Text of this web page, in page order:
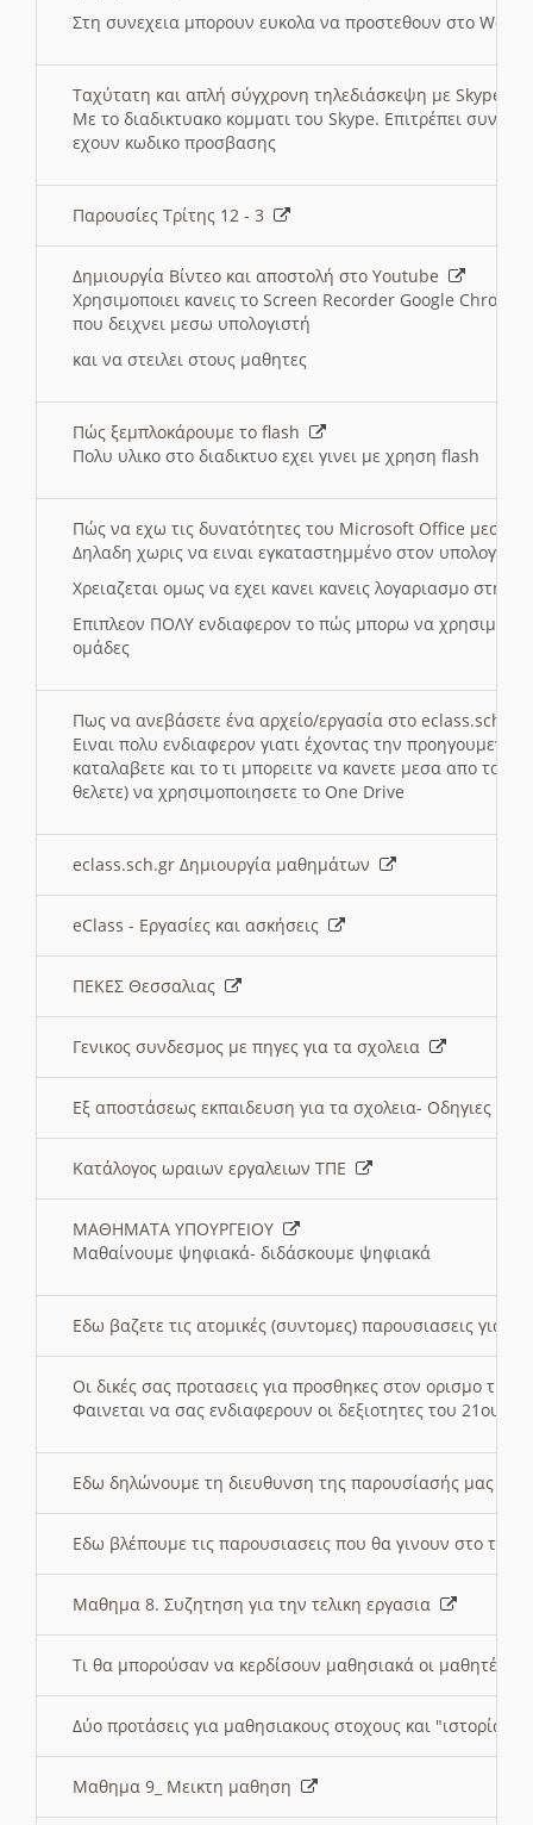
Στη συνεχεια μπορουν ευκολα να προστεθουν στο Word
Ταχύτατη και απλή σύγχρονη τηλεδιάσκεψη με Skype
Με το διαδικτυακο κομματι του Skype. Επιτρέπει
εχουν κωδικο προσβασης
Παρουσίες Τρίτης 12 - 3
Δημιουργία Βίντεο και αποστολή στο Youtube
Χρησιμοποιει κανεις το Screen Recorder Google Chrome
που δειχνει μεσω υπολογιστή
και να στειλει στους μαθητες
Πώς ξεμπλοκάρουμε το flash
Πολυ υλικο στο διαδικτυο εχει γινει με χρηση flash
Πώς να εχω τις δυνατότητες του Microsoft Office μεσω
Δηλαδη χωρις να ειναι εγκαταστημμένο στον
Χρειαζεται ομως να εχει κανει κανεις λογαριασμο στη
Επιπλεον ΠΟΛΥ ενδιαφερον το πώς μπορω να
ομάδες
Πως να ανεβάσετε ένα αρχείο/εργασία στο eclass.sch.gr
Ειναι πολυ ενδιαφερον γιατι έχοντας την
καταλαβετε και το τι μπορειτε να κανετε μεσα απο το
θελετε) να χρησιμοποιησετε το One Drive
eclass.sch.gr Δημιουργία μαθημάτων
eClass - Εργασίες και ασκήσεις
ΠΕΚΕΣ Θεσσαλιας
Γενικος συνδεσμος με πηγες για τα σχολεια
Εξ αποστάσεως εκπαιδευση για τα σχολεια- Οδηγιες
Κατάλογος ωραιων εργαλειων ΤΠΕ
ΜΑΘΗΜΑΤΑ ΥΠΟΥΡΓΕΙΟΥ
Μαθαίνουμε ψηφιακά- διδάσκουμε ψηφιακά
Εδω βαζετε τις ατομικές (συντομες) παρουσιασεις για
Οι δικές σας προτασεις για προσθηκες στον ορισμο
Φαινεται να σας ενδιαφερουν οι δεξιοτητες του 21ου
Εδω δηλώνουμε τη διευθυνση της παρουσίασής μας
Εδω βλέπουμε τις παρουσιασεις που θα γινουν στο
Μαθημα 8. Συζητηση για την τελικη εργασια
Τι θα μπορούσαν να κερδίσουν μαθησιακά οι μαθητές/
Δύο προτάσεις για μαθησιακους στοχους και "ιστορία"
Μαθημα 9_ Μεικτη μαθηση